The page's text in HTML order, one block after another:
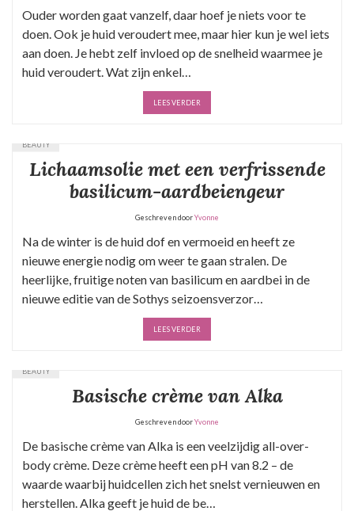
Ouder worden gaat vanzelf, daar hoef je niets voor te
doen. Ook je huid veroudert mee, maar hier kun je wel iets
aan doen. Je hebt zelf invloed op de snelheid waarmee je
huid veroudert. Wat zijn enkel…
LEES VERDER
BEAUTY
Lichaamsolie met een verfrissende
basilicum-aardbeiengeur
Geschreven doorYvonne
Na de winter is de huid dof en vermoeid en heeft ze
nieuwe energie nodig om weer te gaan stralen. De
heerlijke, fruitige noten van basilicum en aardbei in de
nieuwe editie van de Sothys seizoensverzor…
LEES VERDER
BEAUTY
Basische crème van Alka
Geschreven doorYvonne
De basische crème van Alka is een veelzijdig all-over-
body crème. Deze crème heeft een pH van 8.2 – de
waarde waarbij huidcellen zich het snelst vernieuwen en
herstellen. Alka geeft je huid de be…